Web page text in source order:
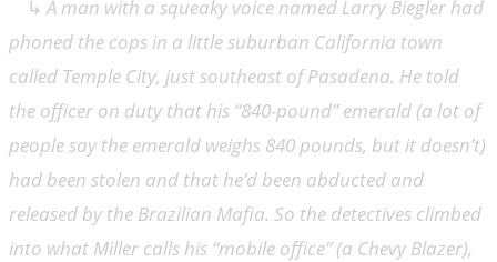
↳A man with a squeaky voice named Larry Biegler had
phoned the cops in a little suburban California town
called Temple City, just southeast of Pasadena. He told
the officer on duty that his “840-pound” emerald (a lot of
people say the emerald weighs 840 pounds, but it doesn’t)
had been stolen and that he’d been abducted and
released by the Brazilian Mafia. So the detectives climbed
into what Miller calls his “mobile office” (a Chevy Blazer),